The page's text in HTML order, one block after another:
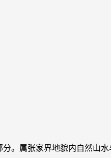
。属张家界地貌内自然山